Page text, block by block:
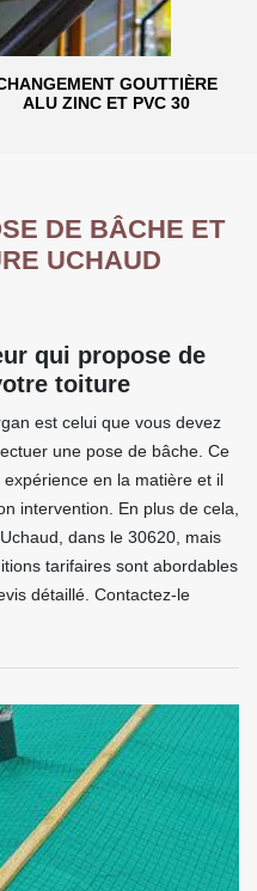
GOUTTIÈRE
ALU ZINC ET PVC 30
DE BÂCHE ET
UCHAUD
qui propose de
toiture
est celui que vous devez
une pose de bâche. Ce
en la matière et il
intervention. En plus de cela,
dans le 30620, mais
tarifaires sont abordables
détaillé. Contactez-le